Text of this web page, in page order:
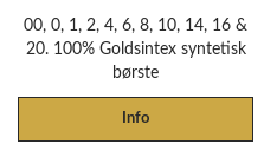
00, 0, 1, 2, 4, 6, 8, 10, 14, 16 &
20. 100% Goldsintex syntetisk
børste
Info